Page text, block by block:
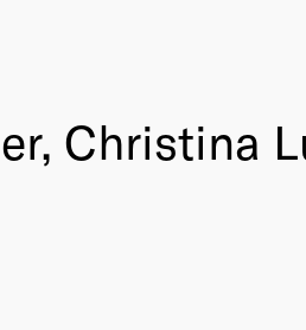
Christina